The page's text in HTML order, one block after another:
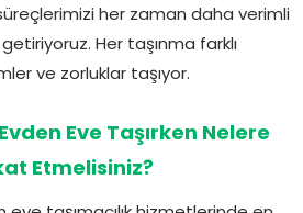
her zaman daha verimli
Her taşınma farklı
ve zorluklar taşıyor.
Eve Taşırken Nelere
Etmelisiniz?